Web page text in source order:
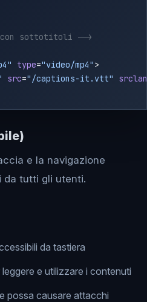
type="video/mp4"
src="/captions-it.vtt"
e la navigazione
da tutti gli utenti.
da tastiera
e utilizzare i contenuti
possa causare attacchi